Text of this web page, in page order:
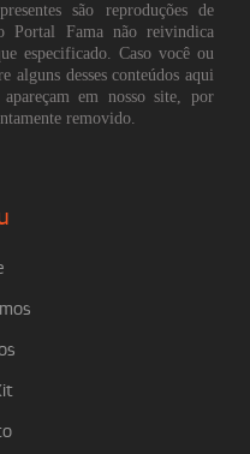
são reproduções de
Portal Fama não reivindica
especificado. Caso você ou
alguns desses conteúdos aqui
em nosso site, por
removido.